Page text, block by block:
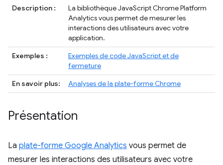
Description :
La bibliothèque JavaScript Chrome Platform
Analytics vous permet de mesurer les
interactions des utilisateurs avec votre
application.
Exemples :
Exemples de code JavaScript et de
fermeture
En savoir plus:
Analyses de la plate-forme Chrome
Présentation
La plate-forme Google Analytics vous permet de
mesurer les interactions des utilisateurs avec votre